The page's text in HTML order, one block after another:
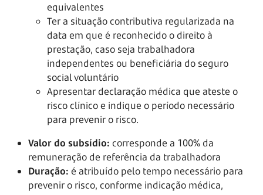
equivalentes
Ter a situação contributiva regularizada na
data em que é reconhecido o direito à
prestação, caso seja trabalhadora
independentes ou beneficiária do seguro
social voluntário
Apresentar declaração médica que ateste o
risco clínico e indique o período necessário
para prevenir o risco.
Valor do subsídio: corresponde a 100% da
remuneração de referência da trabalhadora
Duração: é atribuído pelo tempo necessário para
prevenir o risco, conforme indicação médica,